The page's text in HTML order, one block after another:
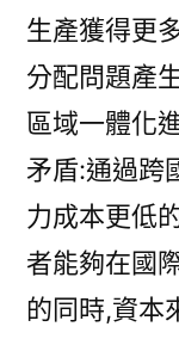
生產獲得更
分配問題產
區域一體化
矛盾:通過跨
力成本更低
者能夠在國
的同時,資本